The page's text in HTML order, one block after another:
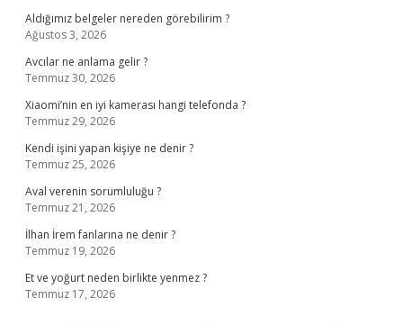
Aldığımız belgeler nereden görebilirim ?
Ağustos 3, 2026
Avcılar ne anlama gelir ?
Temmuz 30, 2026
Xiaomi’nin en iyi kamerası hangi telefonda ?
Temmuz 29, 2026
Kendi işini yapan kişiye ne denir ?
Temmuz 25, 2026
Aval verenin sorumluluğu ?
Temmuz 21, 2026
İlhan İrem fanlarına ne denir ?
Temmuz 19, 2026
Et ve yoğurt neden birlikte yenmez ?
Temmuz 17, 2026